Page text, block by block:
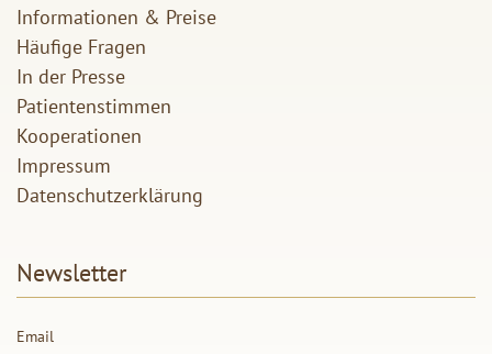
Informationen & Preise
Häufige Fragen
In der Presse
Patientenstimmen
Kooperationen
Impressum
Datenschutzerklärung
Newsletter
Email